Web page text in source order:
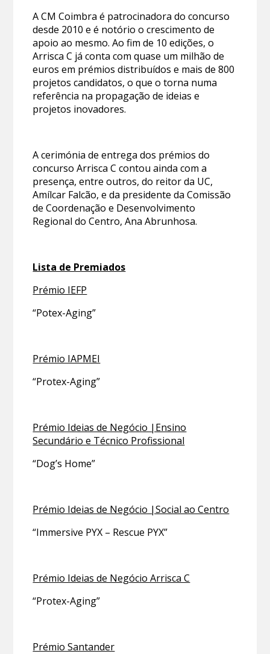
A CM Coimbra é patrocinadora do concurso
desde 2010 e é notório o crescimento de
apoio ao mesmo. Ao fim de 10 edições, o
Arrisca C já conta com quase um milhão de
euros em prémios distribuídos e mais de 800
projetos candidatos, o que o torna numa
referência na propagação de ideias e
projetos inovadores.
A cerimónia de entrega dos prémios do
concurso Arrisca C contou ainda com a
presença, entre outros, do reitor da UC,
Amílcar Falcão, e da presidente da Comissão
de Coordenação e Desenvolvimento
Regional do Centro, Ana Abrunhosa.
Lista de Premiados
Prémio IEFP
“Potex-Aging”
Prémio IAPMEI
“Protex-Aging”
Prémio Ideias de Negócio |Ensino
Secundário e Técnico Profissional
“Dog’s Home”
Prémio Ideias de Negócio |Social ao Centro
“Immersive PYX – Rescue PYX”
Prémio Ideias de Negócio Arrisca C
“Protex-Aging”
Prémio Santander